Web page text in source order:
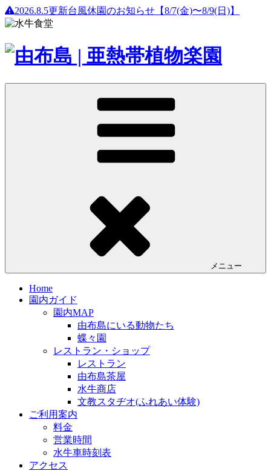
2026.8.5更新台風休園のお知らせ【8/7(金)〜8/9(日)】
メニュー
Home
園内ガイド
園内MAP
由布島にいる動物たち
蝶々園
レストラン・ショップ
レストラン
由布島茶屋
水牛商店
文教スタヂオ(ふれあい体験)
ご利用案内
料金
営業時間
水牛車時刻表
アクセス